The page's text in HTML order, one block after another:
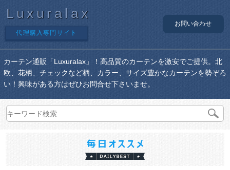
Luxuralax
代理購入専門サイト
お問い合わせ
カーテン通販「Luxuralax」！高品質のカーテンを激安でご提供。北
欧、花柄、チェックなど柄、カラー、サイズ豊かなカーテンを勢ぞろ
い！興味がある方はぜひお問合せ下さいませ。